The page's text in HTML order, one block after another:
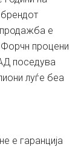
е
процени
поседува
луѓе беа
е гаранција